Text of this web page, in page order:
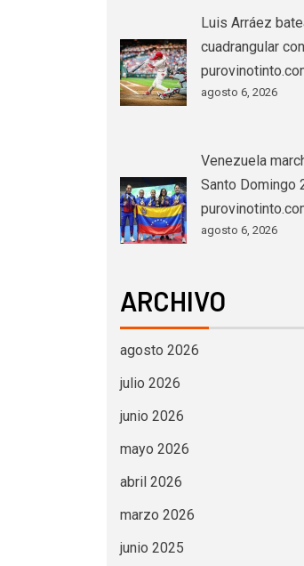
Luis Arráez
cuadrangular
agosto 6, 2026
Venezuela
Santo Domingo
agosto 6, 2026
ARCHIVO
agosto 2026
julio 2026
junio 2026
mayo 2026
abril 2026
marzo 2026
junio 2025